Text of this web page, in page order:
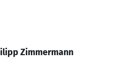
Zimmermann